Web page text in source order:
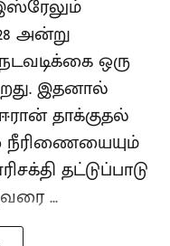
அன்று
ஒரு
இதனால்
தாக்குதல்
நீரிணையையும்
தட்டுப்பாடு
...